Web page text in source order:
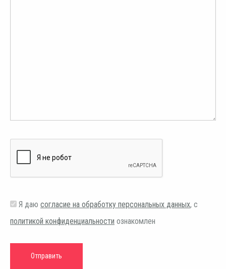
Я даю согласие на обработку персональных данных, с
политикой конфиденциальности ознакомлен